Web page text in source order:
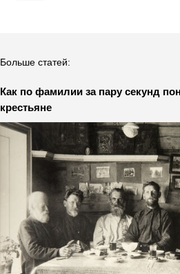
Больше статей:
Как по фамилии за пару секунд
крестьяне